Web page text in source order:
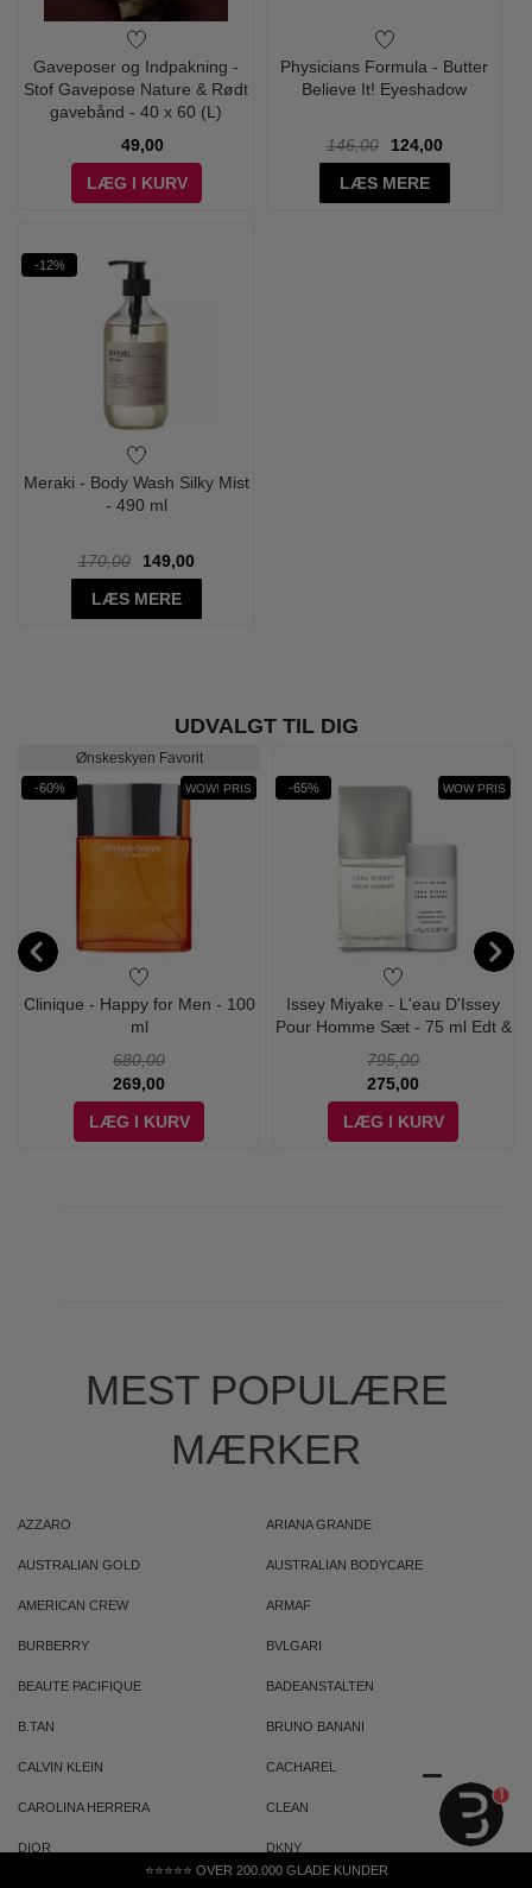
⭐⭐⭐⭐⭐ OVER 200.000 GLADE KUNDER
Gaveposer og Indpakning -
Stof Gavepose Nature & Rødt
gavebånd - 40 x 60 (L)
49,00
LÆG I KURV
Physicians Formula - Butter
Believe It! Eyeshadow
146,00
124,00
LÆS MERE
-12%
Meraki - Body Wash Silky Mist
- 490 ml
170,00
149,00
LÆS MERE
UDVALGT TIL DIG
Ønskeskyen Favorit
-60% WOW! PRIS
Clinique - Happy for Men - 100
ml
680,00
269,00
LÆG I KURV
-65% WOW PRIS
Issey Miyake - L'eau D'Issey
Pour Homme Sæt - 75 ml Edt &
795,00
275,00
LÆG I KURV
MEST POPULÆRE
MÆRKER
AZZARO ARIANA GRANDE
AUSTRALIAN GOLD AUSTRALIAN BODYCARE
AMERICAN CREW ARMAF
BURBERRY BVLGARI
BEAUTE PACIFIQUE BADEANSTALTEN
B.TAN BRUNO BANANI
CALVIN KLEIN CACHAREL
CAROLINA HERRERA CLEAN
DIOR DKNY
1